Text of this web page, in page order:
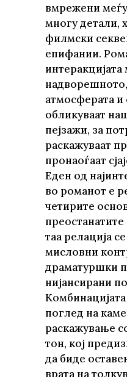
вмрежени
многу детали,
филмски
епифании.
надворешното,
атмосферата и
обликуваат
пејзажи, за
раскажуваат
пронаоѓаат
Еден од
во романот е
четирите
таа релација
мисловни
драматуршки
нијансирани
поглед на
раскажување
тон, кој
да биде
врата на